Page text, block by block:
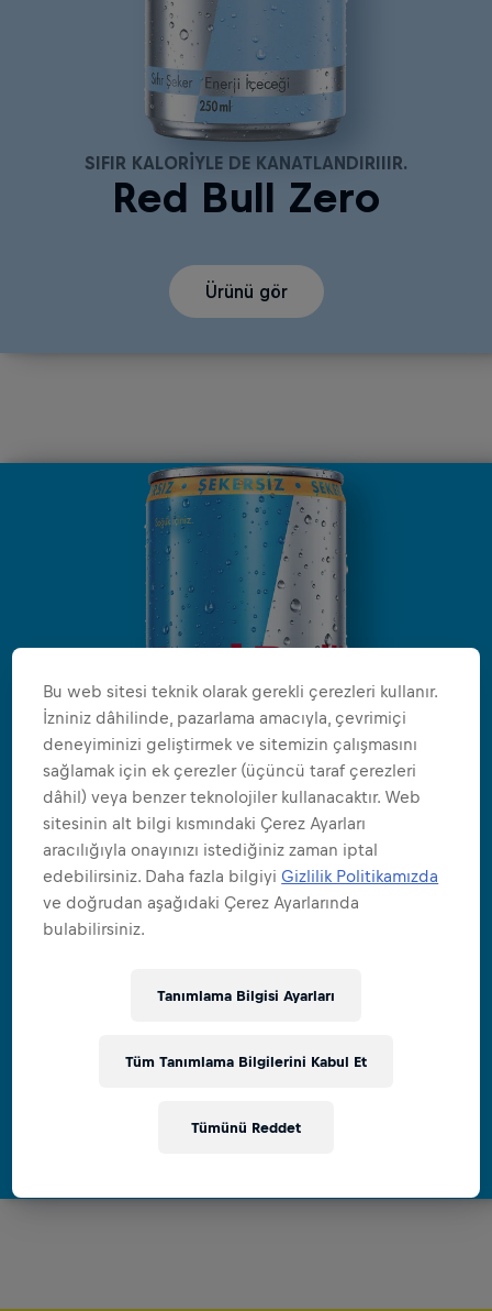
Red Bull Zero
SIFIR KALORIYLE DE KANATLANDIRIIIR.
Ürünü gör
Red Bull Sugarfree
ŞEKERSIZ DE KANATLANDIRIIIR
Ürünü gör
Bu web sitesi teknik olarak gerekli çerezleri kullanır.
İzniniz dâhilinde, pazarlama amacıyla, çevrimiçi
deneyiminizi geliştirmek ve sitemizin çalışmasını
sağlamak için ek çerezler (üçüncü taraf çerezleri
dâhil) veya benzer teknolojiler kullanacaktır. Web
sitesinin alt bilgi kısmındaki Çerez Ayarları
aracılığıyla onayınızı istediğiniz zaman iptal
edebilirsiniz. Daha fazla bilgiyi Gizlilik Politikamızda
ve doğrudan aşağıdaki Çerez Ayarlarında
bulabilirsiniz.
Tanımlama Bilgisi Ayarları
Tümünü Reddet
Tüm Tanımlama Bilgilerini Kabul Et